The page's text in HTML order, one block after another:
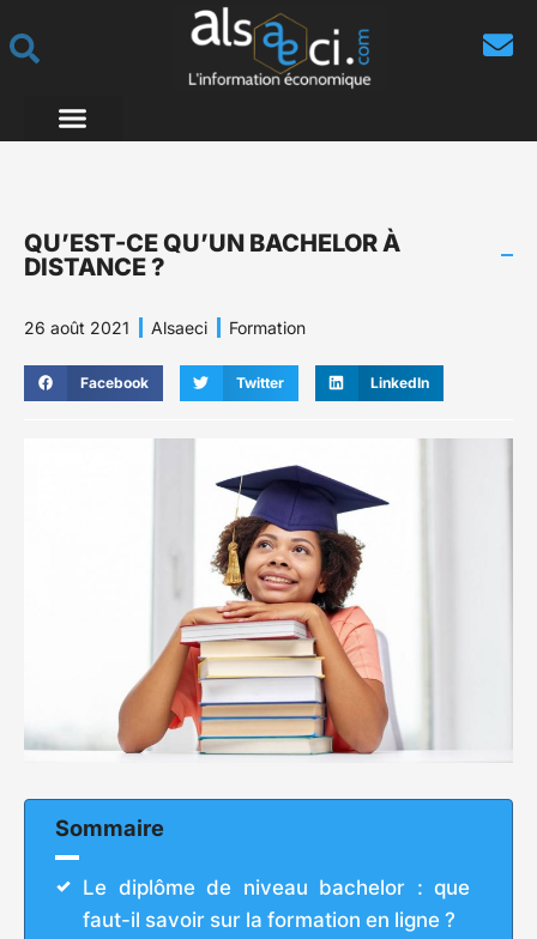
QU’EST-CE QU’UN BACHELOR À
DISTANCE ?
26 août 2021 Alsaeci Formation
Facebook Twitter LinkedIn
Sommaire
Le diplôme de niveau bachelor : que
faut-il savoir sur la formation en ligne ?